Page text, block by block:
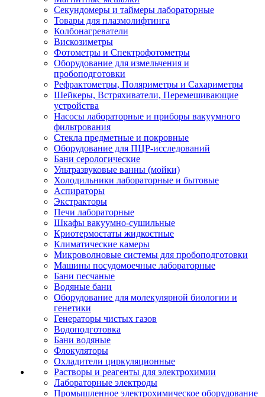
Секундомеры и таймеры лабораторные
Товары для плазмолифтинга
Колбонагреватели
Вискозиметры
Фотометры и Спектрофотометры
Оборудование для измельчения и
пробоподготовки
Рефрактометры, Поляриметры и Сахариметры
Шейкеры, Встряхиватели, Перемешивающие
устройства
Насосы лабораторные и приборы вакуумного
фильтрования
Стекла предметные и покровные
Оборудование для ПЦР-исследований
Бани серологические
Ультразвуковые ванны (мойки)
Холодильники лабораторные и бытовые
Аспираторы
Экстракторы
Печи лабораторные
Шкафы вакуумно-сушильные
Криотермостаты жидкостные
Климатические камеры
Микроволновые системы для пробоподготовки
Машины посудомоечные лабораторные
Бани песчаные
Водяные бани
Оборудование для молекулярной биологии и
генетики
Генераторы чистых газов
Водоподготовка
Бани водяные
Флокуляторы
Охладители циркуляционные
Растворы и реагенты для электрохимии
Лабораторные электроды
Промышленное электрохимическое оборудование